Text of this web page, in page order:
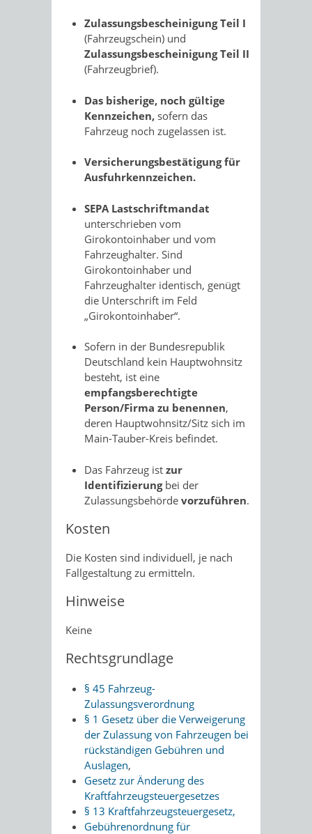
Zulassungsbescheinigung Teil I
(Fahrzeugschein) und
Zulassungsbescheinigung Teil II
(Fahrzeugbrief).
Das bisherige, noch gültige
Kennzeichen, sofern das
Fahrzeug noch zugelassen ist.
Versicherungsbestätigung für
Ausfuhrkennzeichen.
SEPA Lastschriftmandat
unterschrieben vom
Girokontoinhaber und vom
Fahrzeughalter. Sind
Girokontoinhaber und
Fahrzeughalter identisch, genügt
die Unterschrift im Feld
„Girokontoinhaber“.
Sofern in der Bundesrepublik
Deutschland kein Hauptwohnsitz
besteht, ist eine
empfangsberechtigte
Person/Firma zu benennen,
deren Hauptwohnsitz/Sitz sich im
Main-Tauber-Kreis befindet.
Das Fahrzeug ist zur
Identifizierungbei der
Zulassungsbehörde vorzuführen.
Kosten
Die Kosten sind individuell, je nach
Fallgestaltung zu ermitteln.
Hinweise
Keine
Rechtsgrundlage
§ 45 Fahrzeug-
Zulassungsverordnung
§ 1 Gesetz über die Verweigerung
der Zulassung von Fahrzeugen bei
rückständigen Gebühren und
Auslagen,
Gesetz zur Änderung des
Kraftfahrzeugsteuergesetzes
§ 13 Kraftfahrzeugsteuergesetz,
Gebührenordnung für